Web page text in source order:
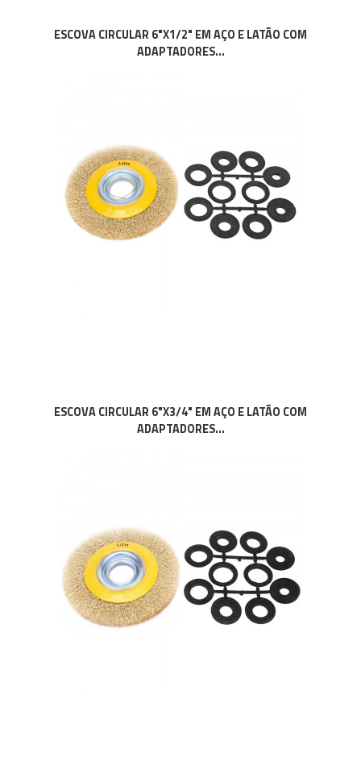
ESCOVA CIRCULAR 6"X1/2" EM AÇO E LATÃO COM
ADAPTADORES...
ESCOVA CIRCULAR 6"X3/4" EM AÇO E LATÃO COM
ADAPTADORES...